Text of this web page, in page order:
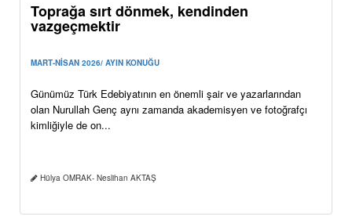
Toprağa sırt dönmek, kendinden
vazgeçmektir
MART-NİSAN 2026/ AYIN KONUĞU
Günümüz Türk Edebiyatının en önemli şair ve yazarlarından
olan Nurullah Genç aynı zamanda akademisyen ve fotoğrafçı
kimliğiyle de on...
Hülya OMRAK- Neslihan AKTAŞ